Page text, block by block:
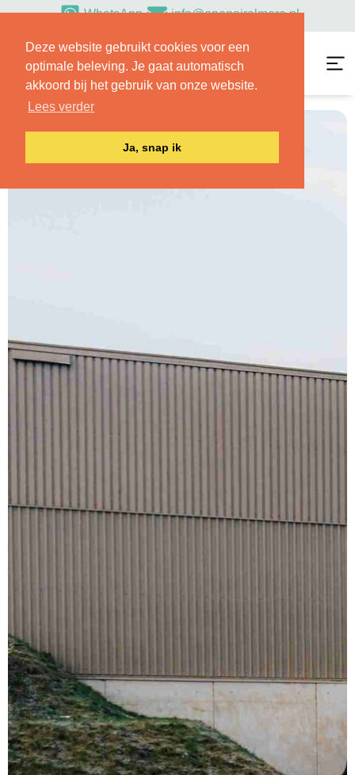
Deze website gebruikt cookies voor een
optimale beleving. Je gaat automatisch
akkoord bij het gebruik van onze website.
Lees verder
Ja, snap ik
WhatsApp info@openairalmere.nl
Contact